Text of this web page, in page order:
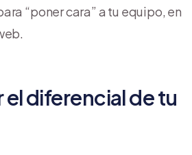
“poner cara” a tu equipo, en
el diferencial de tu